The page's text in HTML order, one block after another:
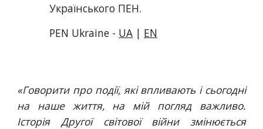
Українського ПЕН.
PEN Ukraine - UA | EN
«Говорити про події, які впливають і сьогодні
на наше життя, на мій погляд важливо.
Історія Другої світової війни змінюється